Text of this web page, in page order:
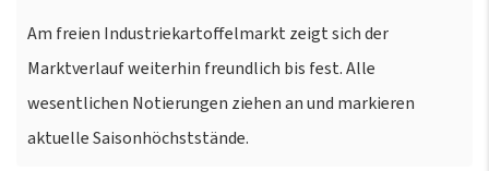
Am freien Industriekartoffelmarkt zeigt sich der
Marktverlauf weiterhin freundlich bis fest. Alle
wesentlichen Notierungen ziehen an und markieren
aktuelle Saisonhöchststände.